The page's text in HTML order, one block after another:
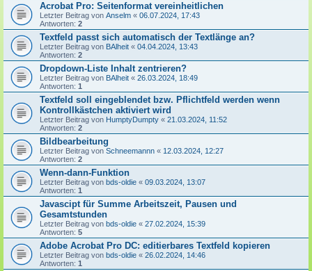
Acrobat Pro: Seitenformat vereinheitlichen
Letzter Beitrag von Anselm « 06.07.2024, 17:43
Antworten: 2
Textfeld passt sich automatisch der Textlänge an?
Letzter Beitrag von BAlheit « 04.04.2024, 13:43
Antworten: 2
Dropdown-Liste Inhalt zentrieren?
Letzter Beitrag von BAlheit « 26.03.2024, 18:49
Antworten: 1
Textfeld soll eingeblendet bzw. Pflichtfeld werden wenn
Kontrollkästchen aktiviert wird
Letzter Beitrag von HumptyDumpty « 21.03.2024, 11:52
Antworten: 2
Bildbearbeitung
Letzter Beitrag von Schneemannn « 12.03.2024, 12:27
Antworten: 2
Wenn-dann-Funktion
Letzter Beitrag von bds-oldie « 09.03.2024, 13:07
Antworten: 1
Javascipt für Summe Arbeitszeit, Pausen und
Gesamtstunden
Letzter Beitrag von bds-oldie « 27.02.2024, 15:39
Antworten: 5
Adobe Acrobat Pro DC: editierbares Textfeld kopieren
Letzter Beitrag von bds-oldie « 26.02.2024, 14:46
Antworten: 1